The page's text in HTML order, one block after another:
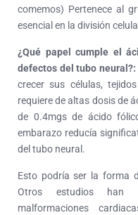
comemos) Pertenece al
esencial en la división
¿Qué papel cumple el
defectos del tubo neural?:
crecer sus células,
requiere de altas dosis de
de 0.4mgs de ácido
embarazo reducía
del tubo neural.
Esto podría ser la forma
Otros estudios han
malformaciones